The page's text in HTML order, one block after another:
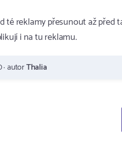
té reklamy přesunout až před
i na tu reklamu.
· autorThalia